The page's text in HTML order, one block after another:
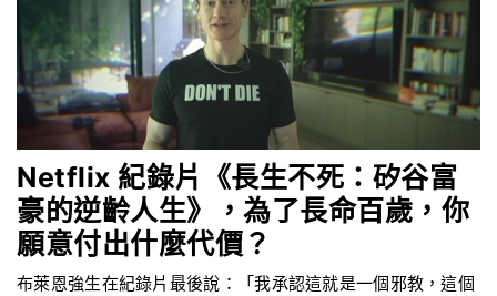
Netflix 紀錄片《長生不死：矽谷富
豪的逆齡人生》，為了長命百歲，你
願意付出什麼代價？
布萊恩強生在紀錄片最後說：「我承認這就是一個邪教，這個